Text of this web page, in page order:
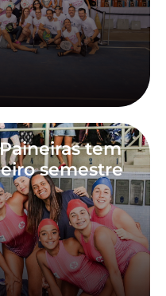
tem
semestre